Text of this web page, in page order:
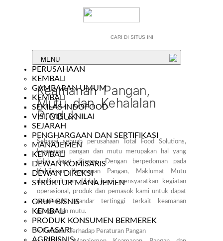
MENU
PERUSAHAAN
KEMBALI
GAMBARAN UMUM
KEMBALI
SEKILAS INDOFOOD
VISI, MISI & NILAI
SEJARAH
PENGHARGAAN DAN SERTIFIKASI
MANAJEMEN
KEMBALI
DEWAN KOMISARIS
DEWAN DIREKSI
STRUKTUR MANAJEMEN
GRUP BISNIS
KEMBALI
PRODUK KONSUMEN BERMEREK
BOGASARI
Keamanan Pangan,
Mutu dan Kehalalan
Produk
Sebagai sebuah perusahaan Total Food Solutions,
keamanan pangan dan mutu merupakan hal yang
tidak dapat ditawar. Dengan berpedoman pada
Kebijakan Keamanan Pangan, Maklumat Mutu
danKomitmen Halal, kami mensyaratkan kegiatan
operasional, produk dan pemasok kami untuk dapat
memenuhi standar tertinggi terkait keamanan
pangan dan mutu.
>Ketaatan Terhadap Peraturan Pangan